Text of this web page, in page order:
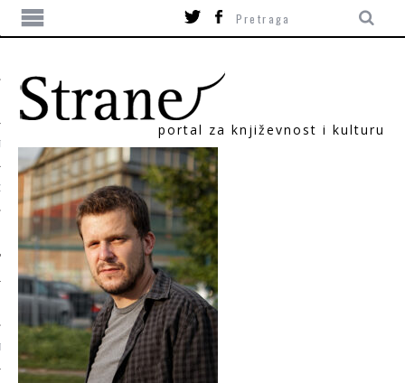
portal za književnost i kulturu